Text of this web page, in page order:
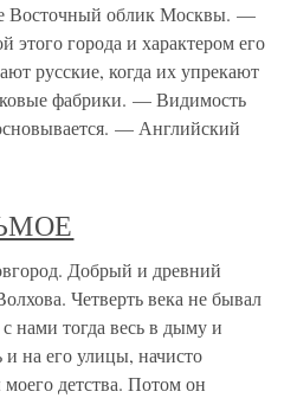
Восточный облик Москвы. —
этого города и характером его
русские, когда их упрекают
фабрики. — Видимость
— Английский
Добрый и древний
Четверть века не бывал
нами тогда весь в дыму и
и на его улицы, начисто
детства. Потом он